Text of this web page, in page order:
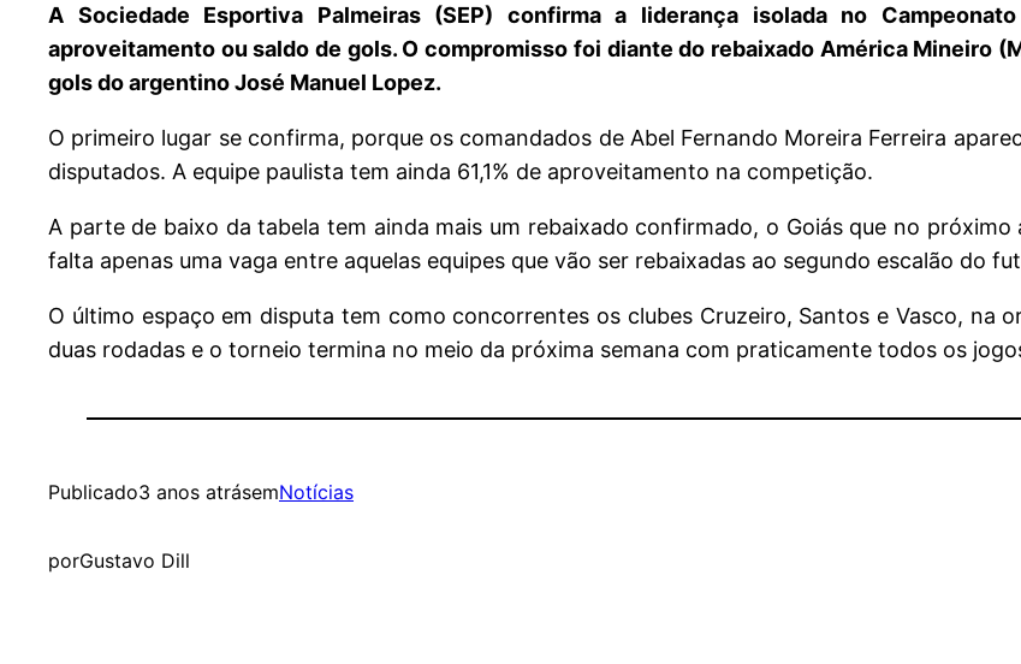
A Sociedade Esportiva Palmeiras (SEP) confirma a liderança isolada no
aproveitamento ou saldo de gols. O compromisso foi diante do rebaixado América Mineiro
gols do argentino José Manuel Lopez.
O primeiro lugar se confirma, porque os comandados de Abel Fernando Moreira Ferreira
disputados. A equipe paulista tem ainda 61,1% de aproveitamento na competição.
A parte de baixo da tabela tem ainda mais um rebaixado confirmado, o Goiás que no
falta apenas uma vaga entre aquelas equipes que vão ser rebaixadas ao segundo escalão do
O último espaço em disputa tem como concorrentes os clubes Cruzeiro, Santos e Vasco, na
duas rodadas e o torneio termina no meio da próxima semana com praticamente todos os
Publicado3 anos atrásemNotícias
porGustavo Dill